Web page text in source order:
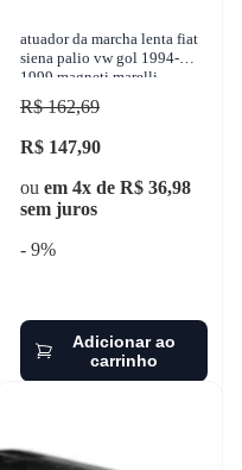
atuador da marcha lenta fiat
siena palio vw gol 1994-
1999 magneti marelli -
40396502
R$ 162,69
R$ 147,90
ou em 4x de R$ 36,98
sem juros
- 9%
Adicionar ao
carrinho